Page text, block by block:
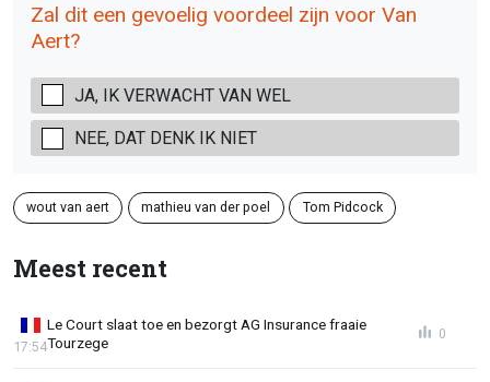
Zal dit een gevoelig voordeel zijn voor Van
Aert?
JA, IK VERWACHT VAN WEL
NEE, DAT DENK IK NIET
wout van aert mathieu van der poel Tom Pidcock
Meest recent
Le Court slaat toe en bezorgt AG Insurance fraaie
Tourzege
17:54
0